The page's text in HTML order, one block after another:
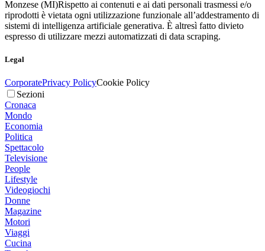
Monzese (MI)Rispetto ai contenuti e ai dati personali trasmessi e/o
riprodotti è vietata ogni utilizzazione funzionale all’addestramento di
sistemi di intelligenza artificiale generativa. È altresì fatto divieto
espresso di utilizzare mezzi automatizzati di data scraping.
Legal
CorporatePrivacy PolicyCookie Policy
Sezioni
Cronaca
Mondo
Economia
Politica
Spettacolo
Televisione
People
Lifestyle
Videogiochi
Donne
Magazine
Motori
Viaggi
Cucina